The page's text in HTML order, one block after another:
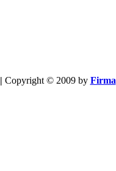
| Copyright © 2009 by Firma